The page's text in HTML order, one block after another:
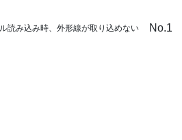
読み込み時、外形線が取り込めない No.1